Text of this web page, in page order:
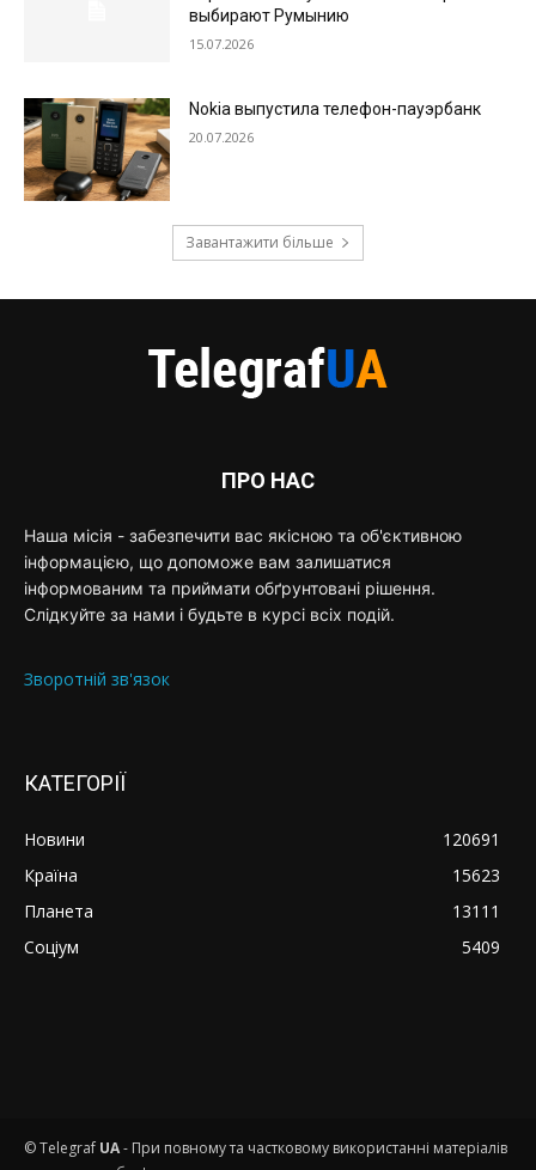
выбирают Румынию
15.07.2026
Nokia выпустила телефон-пауэрбанк
20.07.2026
Завантажити більше
ПРО НАС
Наша місія - забезпечити вас якісною та об'єктивною
інформацією, що допоможе вам залишатися
інформованим та приймати обґрунтовані рішення.
Слідкуйте за нами і будьте в курсі всіх подій.
Зворотній зв'язок
КАТЕГОРІЇ
Новини
120691
Країна
15623
Планета
13111
Соціум
5409
© Telegraf UA- При повному та частковому використанні матеріалів